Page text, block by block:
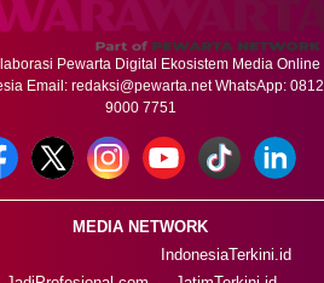
Pewarta Digital Ekosistem Media Online
Email: redaksi@pewarta.netWhatsApp: 0812
9000 7751
MEDIA NETWORK
IndonesiaTerkini.id